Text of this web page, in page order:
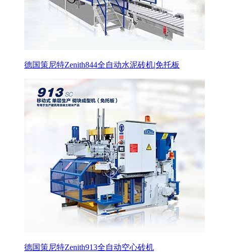
德国策尼特Zenith844全自动水泥砖机|免托板
德国策尼特Zenith913全自动空心砖机